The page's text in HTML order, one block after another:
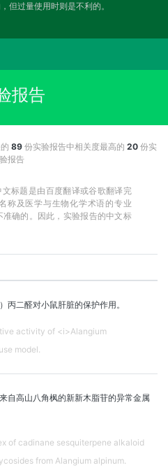
但过量使用时则是不利的。
报告
89份实验报告中相关度最高的 20份实
验报告
标题是由百度翻译或谷歌翻译完
称及医学与生物化学术语的专业
确的。因此，实验报告的中文标
丙二醛对小鼠肝脏的保护作用。
activity of <i>Alangium
model.
自高山八角枫的新新木脂苷的异常金属
of cadinane sesquiterpene alkaloid
from Alangium alpinum.